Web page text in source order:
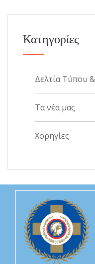
Κατηγορίες
Δελτία Τύπου
Τα νέα μας
Χορηγίες